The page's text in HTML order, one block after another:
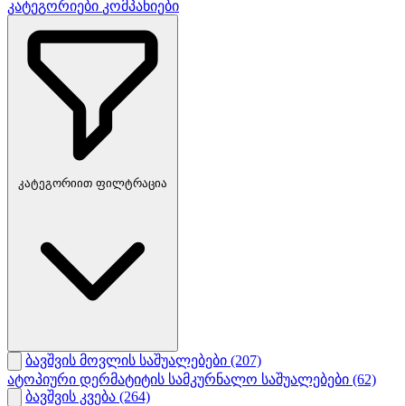
კატეგორიები კომპანიები
კატეგორიით ფილტრაცია
ბავშვის მოვლის საშუალებები (207)
ატოპიური დერმატიტის სამკურნალო საშუალებები (62)
ბავშვის კვება (264)